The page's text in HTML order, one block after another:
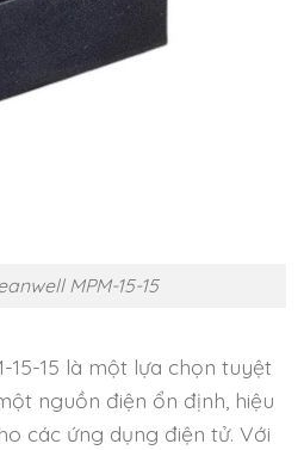
MPM-15-15
15-15 là một lựa chọn tuyệt
nguồn điện ổn định, hiệu
các ứng dụng điện tử. Với